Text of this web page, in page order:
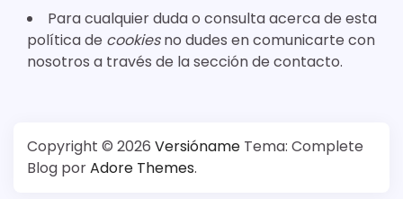
Para cualquier duda o consulta acerca de esta
política de cookiesno dudes en comunicarte con
nosotros a través de la sección de contacto.
Copyright © 2026 Versióname Tema: Complete
Blog porAdore Themes.